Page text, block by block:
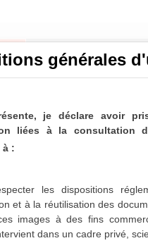
de Sevran sont désormais
1975, 1986-1987 et 1996-2001
dans les mois qui viennent.
générales
je déclare avoir
liées à la consultation
à :
les dispositions
et à la réutilisation des
images à des fins
dans un cadre privé,